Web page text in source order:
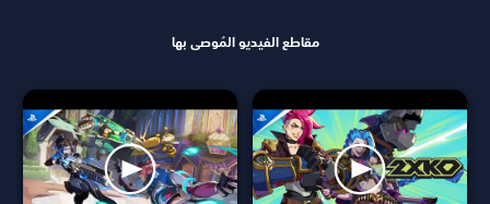
مقاطع الفيديو المُوصى بها